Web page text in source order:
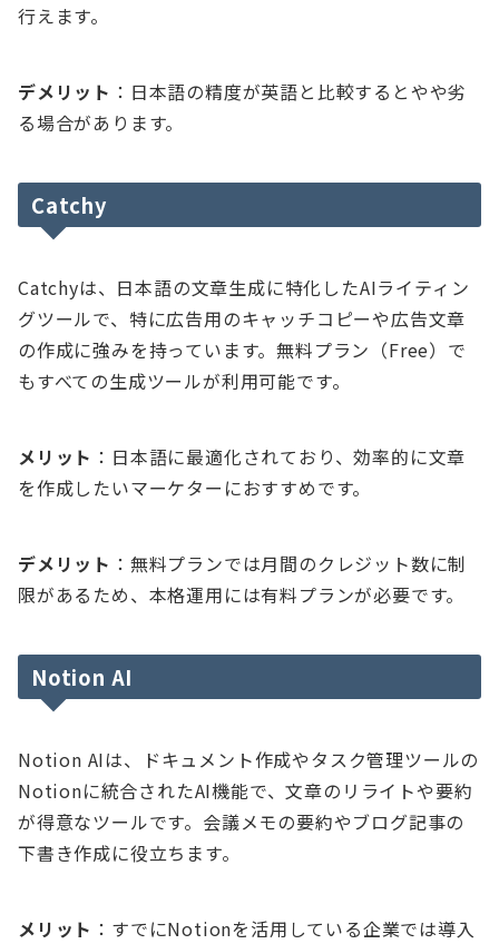
行えます。
デメリット ：日本語の精度が英語と比較するとやや劣
る場合があります。
Catchy
Catchyは、日本語の文章生成に特化したAIライティン
グツールで、特に広告用のキャッチコピーや広告文章
の作成に強みを持っています。無料プラン（Free）で
もすべての生成ツールが利用可能です。
メリット ：日本語に最適化されており、効率的に文章
を作成したいマーケターにおすすめです。
デメリット ：無料プランでは月間のクレジット数に制
限があるため、本格運用には有料プランが必要です。
Notion AI
Notion AIは、ドキュメント作成やタスク管理ツールの
Notionに統合されたAI機能で、文章のリライトや要約
が得意なツールです。会議メモの要約やブログ記事の
下書き作成に役立ちます。
メリット ：すでにNotionを活用している企業では導入